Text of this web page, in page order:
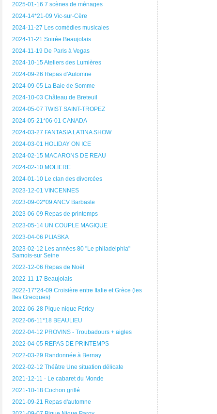
2025-01-16 7 scènes de ménages
2024-14*21-09 Vic-sur-Cère
2024-11-27 Les comédies musicales
2024-11-21 Soirée Beaujolais
2024-11-19 De Paris à Vegas
2024-10-15 Ateliers des Lumières
2024-09-26 Repas d'Automne
2024-09-05 La Baie de Somme
2024-10-03 Château de Breteuil
2024-05-07 TWIST SAINT-TROPEZ
2024-05-21*06-01 CANADA
2024-03-27 FANTASIA LATINA SHOW
2024-03-01 HOLIDAY ON ICE
2024-02-15 MACARONS DE REAU
2024-02-10 MOLIERE
2024-01-10 Le clan des divorcées
2023-12-01 VINCENNES
2023-09-02*09 ANCV Barbaste
2023-06-09 Repas de printemps
2023-05-14 UN COUPLE MAGIQUE
2023-04-06 PLIASKA
2023-02-12 Les années 80 "Le philadelphia"
Samois-sur Seine
2022-12-06 Repas de Noël
2022-11-17 Beaujolais
2022-17*24-09 Croisière entre Italie et Grèce (les
Iles Grecques)
2022-06-28 Pique nique Féricy
2022-06-11*18 BEAULIEU
2022-04-12 PROVINS - Troubadours + aigles
2022-04-05 REPAS DE PRINTEMPS
2022-03-29 Randonnée à Bernay
2022-02-12 Théâtre Une situation délicate
2021-12-11 - Le cabaret du Monde
2021-10-18 Cochon grillé
2021-09-21 Repas d'automne